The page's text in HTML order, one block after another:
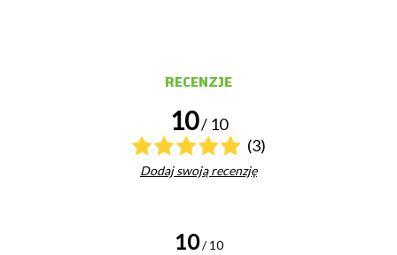
RECENZJE
10/ 10
(3)
Dodaj swoją recenzję
10 / 10